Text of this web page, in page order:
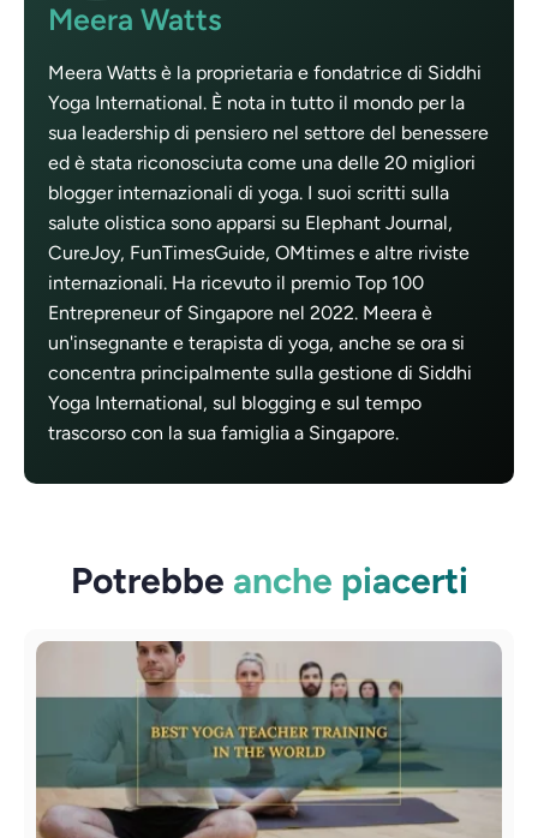
Meera Watts
Meera Watts è la proprietaria e fondatrice di Siddhi
Yoga International. È nota in tutto il mondo per la
sua leadership di pensiero nel settore del benessere
ed è stata riconosciuta come una delle 20 migliori
blogger internazionali di yoga. I suoi scritti sulla
salute olistica sono apparsi su Elephant Journal,
CureJoy, FunTimesGuide, OMtimes e altre riviste
internazionali. Ha ricevuto il premio Top 100
Entrepreneur of Singapore nel 2022. Meera è
un'insegnante e terapista di yoga, anche se ora si
concentra principalmente sulla gestione di Siddhi
Yoga International, sul blogging e sul tempo
trascorso con la sua famiglia a Singapore.
Potrebbe anche piacerti